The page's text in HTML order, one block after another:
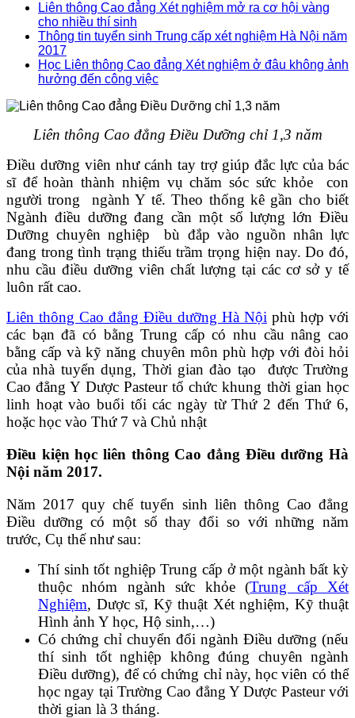
Liên thông Cao đẳng Xét nghiệm mở ra cơ hội vàng
cho nhiều thí sinh
Thông tin tuyển sinh Trung cấp xét nghiệm Hà Nội năm
2017
Học Liên thông Cao đẳng Xét nghiệm ở đâu không ảnh
hưởng đến công việc
Liên thông Cao đẳng Điều Dưỡng chỉ 1,3 năm
Điều dưỡng viên như cánh tay trợ giúp đắc lực của bác
sĩ để hoàn thành nhiệm vụ chăm sóc sức khỏe con
người trong ngành Y tế. Theo thống kê gần cho biết
Ngành điều dưỡng đang cần một số lượng lớn Điều
Dưỡng chuyên nghiệp bù đắp vào nguồn nhân lực
đang trong tình trạng thiếu trầm trọng hiện nay. Do đó,
nhu cầu điều dưỡng viên chất lượng tại các cơ sở y tế
luôn rất cao.
Liên thông Cao đẳng Điều dưỡng Hà Nội phù hợp với
các bạn đã có bằng Trung cấp có nhu cầu nâng cao
bằng cấp và kỹ năng chuyên môn phù hợp với đòi hỏi
của nhà tuyển dụng, Thời gian đào tạo được Trường
Cao đẳng Y Dược Pasteur tổ chức khung thời gian học
linh hoạt vào buổi tối các ngày từ Thứ 2 đến Thứ 6,
hoặc học vào Thứ 7 và Chủ nhật
Điều kiện học liên thông Cao đẳng Điều dưỡng Hà
Nội năm 2017.
Năm 2017 quy chế tuyển sinh liên thông Cao đẳng
Điều dưỡng có một số thay đổi so với những năm
trước, Cụ thế như sau:
Thí sinh tốt nghiệp Trung cấp ở một ngành bất kỳ
thuộc nhóm ngành sức khỏe (Trung cấp Xét
Nghiệm, Dược sĩ, Kỹ thuật Xét nghiệm, Kỹ thuật
Hình ảnh Y học, Hộ sinh,…)
Có chứng chỉ chuyển đổi ngành Điều dưỡng (nếu
thí sinh tốt nghiệp không đúng chuyên ngành
Điều dưỡng), để có chứng chỉ này, học viên có thể
học ngay tại Trường Cao đẳng Y Dược Pasteur với
thời gian là 3 tháng.